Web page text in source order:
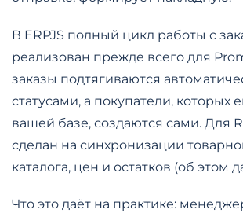
В ERPJS полный цикл работы с
реализован прежде всего для
заказы подтягиваются
статусами, а покупатели, которых
вашей базе, создаются сами. Для
сделан на синхронизации
каталога, цен и остатков (об этом
Что это даёт на практике: